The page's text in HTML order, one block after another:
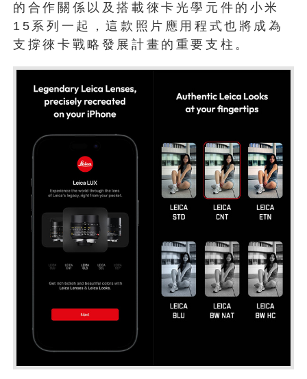
的合作關係以及搭載徠卡光學元件的小米
15系列一起，這款照片應用程式也將成為
支撐徠卡戰略發展計畫的重要支柱。